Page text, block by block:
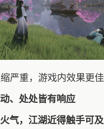
严重，游戏内效果更佳
处处皆有响应
，江湖近得触手可及